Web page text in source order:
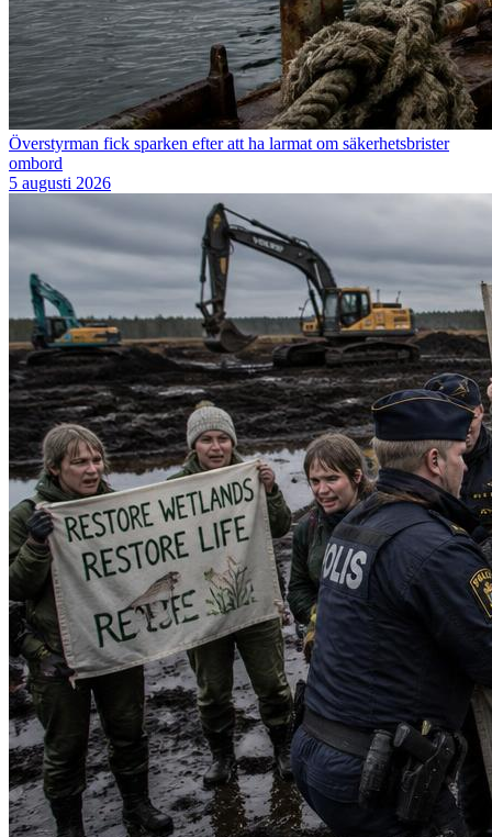
Överstyrman fick sparken efter att ha larmat om säkerhetsbrister
ombord
5 augusti 2026